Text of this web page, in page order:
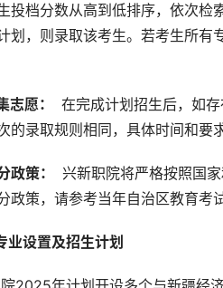
投档分数从高到低排序，依次检
划，则录取该考生。若考生所有
志愿：
在完成计划招生后，如
的录取规则相同，具体时间和要
政策：
兴新职院将严格按照国
政策，请参考当年自治区教育考
业设置及招生计划